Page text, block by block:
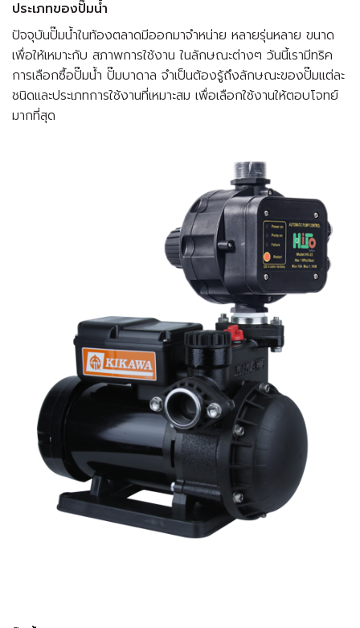
ประเภทของปั๊มน้ำ
ปัจจุบันปั๊มน้ำในท้องตลาดมีออกมาจำหน่าย หลายรุ่นหลาย ขนาด
เพื่อให้เหมาะกับ สภาพการใช้งาน ในลักษณะต่างๆ วันนี้เรามีทริค
การเลือกซื้อปั๊มน้ำ ปั๊มบาดาล จำเป็นต้องรู้ถึงลักษณะของปั๊มแต่ละ
ชนิดและประเภทการใช้งานที่เหมาะสม เพื่อเลือกใช้งานให้ตอบโจทย์
มากที่สุด